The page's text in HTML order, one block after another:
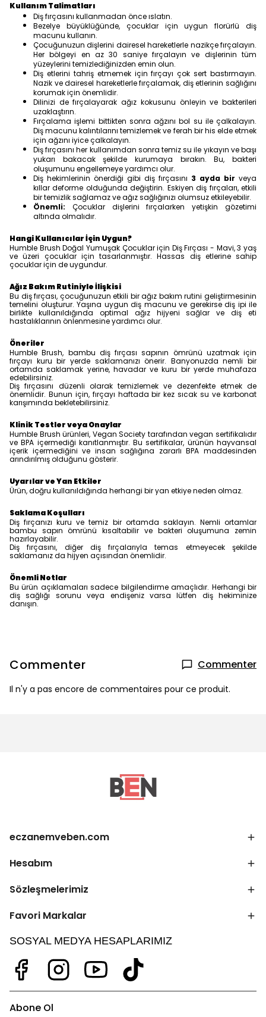
Kullanım Talimatları
Diş fırçasını kullanmadan önce ıslatın.
Bezelye büyüklüğünde, çocuklar için uygun florürlü diş
macunu kullanın.
Çocuğunuzun dişlerini dairesel hareketlerle nazikçe fırçalayın.
Her bölgeyi en az 30 saniye fırçalayın ve dişlerinin tüm
yüzeylerini temizlediğinizden emin olun.
Diş etlerini tahriş etmemek için fırçayı çok sert bastırmayın.
Nazik ve dairesel hareketlerle fırçalamak, diş etlerinin sağlığını
korumak için önemlidir.
Dilinizi de fırçalayarak ağız kokusunu önleyin ve bakterileri
uzaklaştırın.
Fırçalama işlemi bittikten sonra ağzını bol su ile çalkalayın.
Diş macunu kalıntılarını temizlemek ve ferah bir his elde etmek
için ağzını iyice çalkalayın.
Diş fırçasını her kullanımdan sonra temiz su ile yıkayın ve başı
yukarı bakacak şekilde kurumaya bırakın. Bu, bakteri
oluşumunu engellemeye yardımcı olur.
Diş hekimlerinin önerdiği gibi diş fırçasını 3 ayda bir veya
kıllar deforme olduğunda değiştirin. Eskiyen diş fırçaları, etkili
bir temizlik sağlamaz ve ağız sağlığınızı olumsuz etkileyebilir.
Önemli: Çocuklar dişlerini fırçalarken yetişkin gözetimi
altında olmalıdır.
Hangi Kullanıcılar İçin Uygun?
Humble Brush Doğal Yumuşak Çocuklar için Diş Fırçası - Mavi, 3 yaş
ve üzeri çocuklar için tasarlanmıştır. Hassas diş etlerine sahip
çocuklar için de uygundur.
Ağız Bakım Rutiniyle İlişkisi
Bu diş fırçası, çocuğunuzun etkili bir ağız bakım rutini geliştirmesinin
temelini oluşturur. Yaşına uygun diş macunu ve gerekirse diş ipi ile
birlikte kullanıldığında optimal ağız hijyeni sağlar ve diş eti
hastalıklarının önlenmesine yardımcı olur.
Öneriler
Humble Brush, bambu diş fırçası sapının ömrünü uzatmak için
fırçayı kuru bir yerde saklamanızı önerir. Banyonuzda nemli bir
ortamda saklamak yerine, havadar ve kuru bir yerde muhafaza
edebilirsiniz.
Diş fırçasını düzenli olarak temizlemek ve dezenfekte etmek de
önemlidir. Bunun için, fırçayı haftada bir kez sıcak su ve karbonat
karışımında bekletebilirsiniz.
Klinik Testler veya Onaylar
Humble Brush ürünleri, Vegan Society tarafından vegan sertifikalıdır
ve BPA içermediği kanıtlanmıştır. Bu sertifikalar, ürünün hayvansal
içerik içermediğini ve insan sağlığına zararlı BPA maddesinden
arındırılmış olduğunu gösterir.
Uyarılar ve Yan Etkiler
Ürün, doğru kullanıldığında herhangi bir yan etkiye neden olmaz.
Saklama Koşulları
Diş fırçanızı kuru ve temiz bir ortamda saklayın. Nemli ortamlar
bambu sapın ömrünü kısaltabilir ve bakteri oluşumuna zemin
hazırlayabilir.
Diş fırçasını, diğer diş fırçalarıyla temas etmeyecek şekilde
saklamanız da hijyen açısından önemlidir.
Önemli Notlar
Bu ürün açıklamaları sadece bilgilendirme amaçlıdır. Herhangi bir
diş sağlığı sorunu veya endişeniz varsa lütfen diş hekiminize
danışın.
Commenter Commenter
Il n'y a pas encore de commentaires pour ce produit.
eczanemveben.com
Hesabım
Sözleşmelerimiz
Favori Markalar
SOSYAL MEDYA HESAPLARIMIZ
Abone Ol